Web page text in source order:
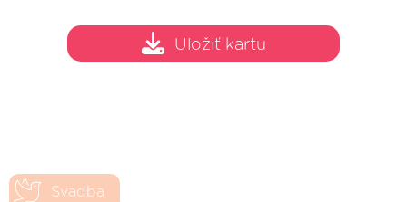
Svadba
Uložiť kartu